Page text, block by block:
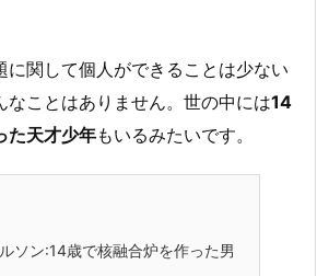
に関して個人ができることは少ない
なことはありません。世の中には14
た天才少年もいるみたいです。
ソン:14歳で核融合炉を作った男